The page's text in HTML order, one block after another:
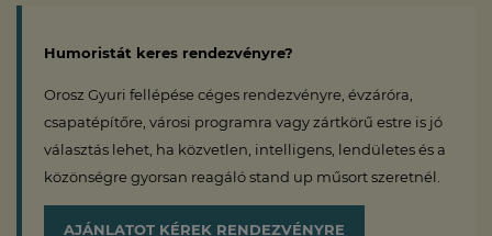
Humoristát keres rendezvényre?
Orosz Gyuri fellépése céges rendezvényre, évzáróra,
csapatépítőre, városi programra vagy zártkörű estre is jó
választás lehet, ha közvetlen, intelligens, lendületes és a
közönségre gyorsan reagáló stand up műsort szeretnél.
AJÁNLATOT KÉREK RENDEZVÉNYRE